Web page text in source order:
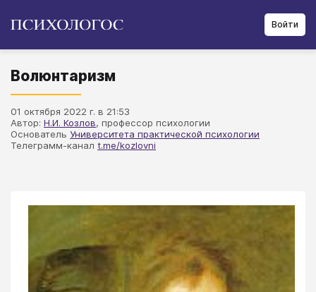
Войти
Волюнтаризм
01 октября 2022 г. в 21:53
Автор: Н.И. Козлов, профессор психологии
Основатель Университета практической психологии
Телеграмм-канал t.me/kozlovni